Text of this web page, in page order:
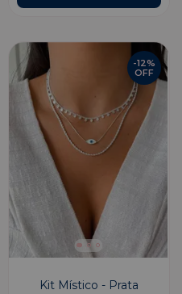
Kit Místico - Prata
-12%
OFF